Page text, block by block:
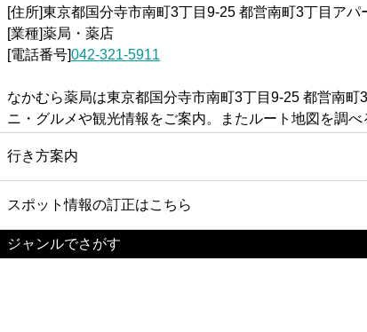
[住所]東京都国分寺市南町3丁目9-25 都営南町3丁目アパ
[業種]薬局・薬店
[電話番号]042-321-5911
なかむら薬局は東京都国分寺市南町3丁目9-25 都営南
ニ・グルメや観光情報をご案内。またルート地図を調べ
行き方案内
スポット情報の訂正はこちら
ジャンルでさがす